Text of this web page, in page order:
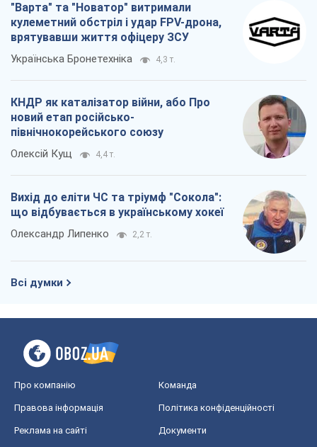
"Варта" та "Новатор" витримали
кулеметний обстріл і удар FPV-дрона,
врятувавши життя офіцеру ЗСУ
Українська Бронетехніка 4,3 т.
КНДР як каталізатор війни, або Про
новий етап російсько-
північнокорейського союзу
Олексій Кущ 4,4 т.
Вихід до еліти ЧС та тріумф "Сокола":
що відбувається в українському хокеї
Олександр Липенко 2,2 т.
Всі думки
Про компанію Команда
Правова інформація Політика конфіденційності
Реклама на сайті Документи